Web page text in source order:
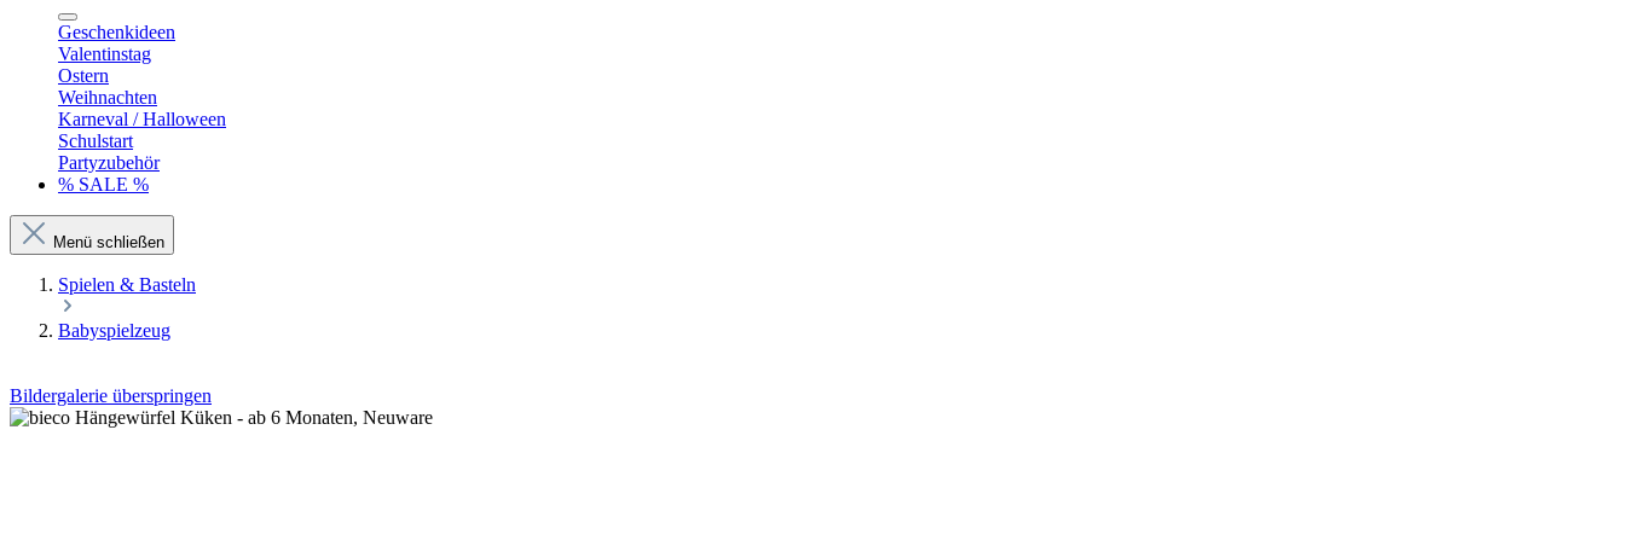
Geschenkideen
Valentinstag
Ostern
Weihnachten
Karneval / Halloween
Schulstart
Partyzubehör
% SALE %
Menü schließen
Spielen & Basteln
Babyspielzeug
Bildergalerie überspringen